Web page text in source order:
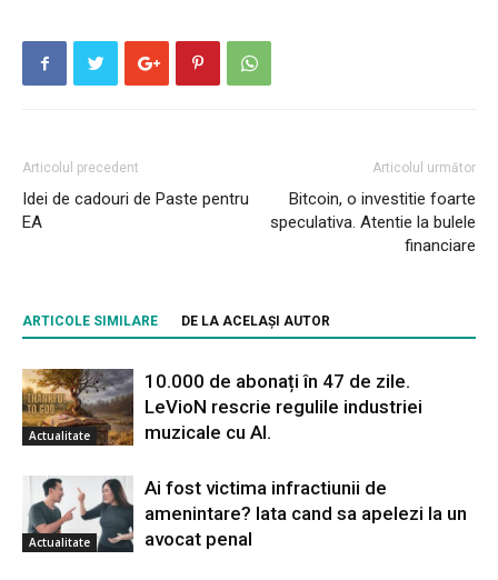
Articolul precedent
Idei de cadouri de Paste pentru
EA
Articolul următor
Bitcoin, o investitie foarte
speculativa. Atentie la bulele
financiare
ARTICOLE SIMILARE DE LA ACELAȘI AUTOR
Actualitate
10.000 de abonați în 47 de zile.
LeVioN rescrie regulile industriei
muzicale cu AI.
Actualitate
Ai fost victima infractiunii de
amenintare? Iata cand sa apelezi la un
avocat penal